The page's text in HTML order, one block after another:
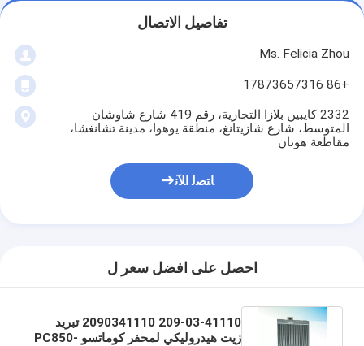
تفاصيل الاتصال
Ms. Felicia Zhou
+86 17873657316
2332 كايبين بلازا التجارية، رقم 419 شارع شاوشان
المتوسط، شارع شازيتانغ، منطقة يوهوا، مدينة تشانغشا،
مقاطعة هونان
ﺎﺘﺼﻟ ﺍﻶﻧ
احصل على افضل سعر ل
209-03-41110 2090341110 تبريد
زيت هيدروليكي لمحفر كوماتسو PC850-